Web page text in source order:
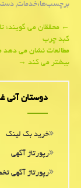
برچسب‌ها:خدمات,
Post
navigation
←محققان می گویند؛
كبد چرب
بیشتر می كند→
دوستان آنی
خرید بک لینک
رپورتاژ آگهی
رپورتاژ آگهی